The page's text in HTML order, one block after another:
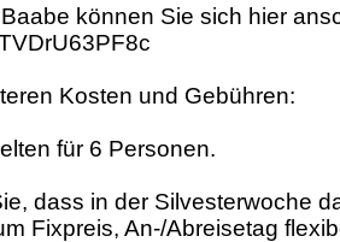
können Sie sich hier
Kosten und Gebühren:
für 6 Personen.
dass in der Silvesterwoche
Fixpreis, An-/Abreisetag